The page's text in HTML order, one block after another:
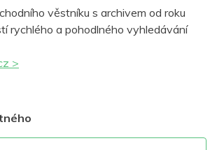
věstníku s archivem od roku
rychlého a pohodlného vyhledávání
>